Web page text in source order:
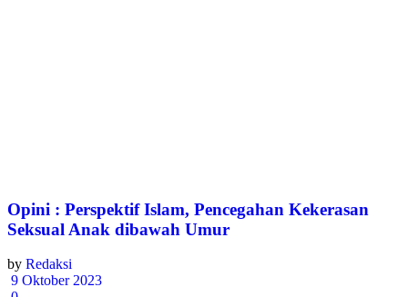
Opini : Perspektif Islam, Pencegahan Kekerasan
Seksual Anak dibawah Umur
by Redaksi
9 Oktober 2023